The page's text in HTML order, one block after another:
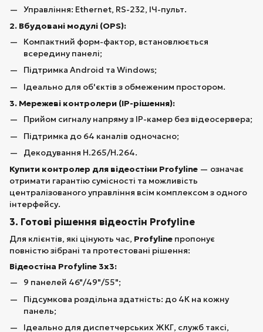
Управління: Ethernet, RS-232, ІЧ-пульт.
2. Вбудовані модулі (OPS):
Компактний форм-фактор, встановлюється
всередину панелі;
Підтримка Android та Windows;
Ідеально для об'єктів з обмеженим простором.
3. Мережеві контролери (IP-рішення):
Прийом сигналу напряму з IP-камер без відеосервера;
Підтримка до 64 каналів одночасно;
Декодування H.265/H.264.
Купити контролер для відеостіни Profyline — означає
отримати гарантію сумісності та можливість
централізованого управління всім комплексом з одного
інтерфейсу.
3. Готові рішення відеостін Profyline
Для клієнтів, які цінують час, Profyline пропонує
повністю зібрані та протестовані рішення:
Відеостіна Profyline 3х3:
9 панелей 46"/49"/55";
Підсумкова роздільна здатність: до 4К на кожну
панель;
Ідеально для диспетчерських ЖКГ, служб таксі,